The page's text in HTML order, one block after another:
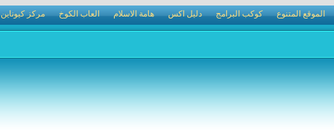
الموقع المتنوع كوكب البرامج دليل اكس هامة الاسلام العاب الكوخ مركز كيوناين